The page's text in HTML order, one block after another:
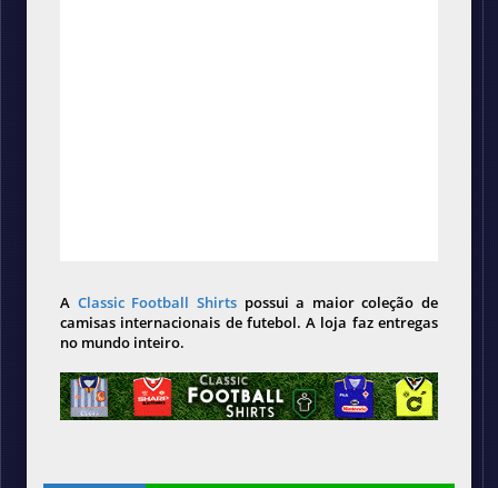
A Classic Football Shirts possui a maior coleção de
camisas internacionais de futebol. A loja faz entregas
no mundo inteiro.